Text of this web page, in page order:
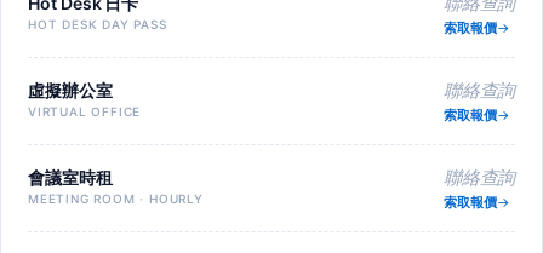
HOT DESK DAY PASS 索取報價
虛擬辦公室
VIRTUAL OFFICE
聯絡查詢
索取報價
會議室時租
MEETING ROOM · HOURLY
聯絡查詢
索取報價